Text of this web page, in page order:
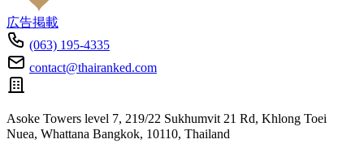
広告掲載
(063) 195-4335
contact@thairanked.com
Asoke Towers level 7, 219/22 Sukhumvit 21 Rd, Khlong Toei
Nuea, Whattana Bangkok, 10110, Thailand